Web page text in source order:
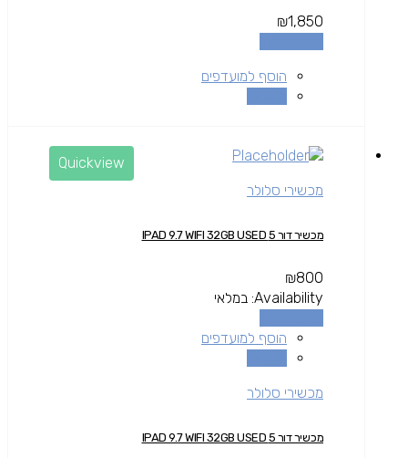
₪1,850
הוסף למועדפים
Quickview
מכשירי סלולר
מכשיר דור 5 IPAD 9.7 WIFI 32GB USED
₪800
Availability: במלאי
הוסף למועדפים
מכשירי סלולר
מכשיר דור 5 IPAD 9.7 WIFI 32GB USED